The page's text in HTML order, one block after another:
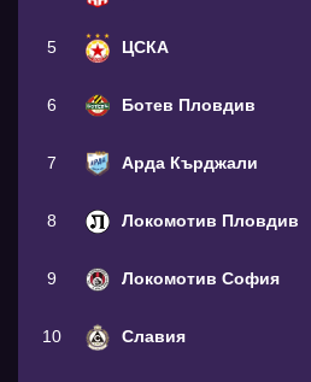
5 ЦСКА
6 Ботев Пловдив
7 Арда Кърджали
8 Локомотив Пловдив
9 Локомотив София
10 Славия